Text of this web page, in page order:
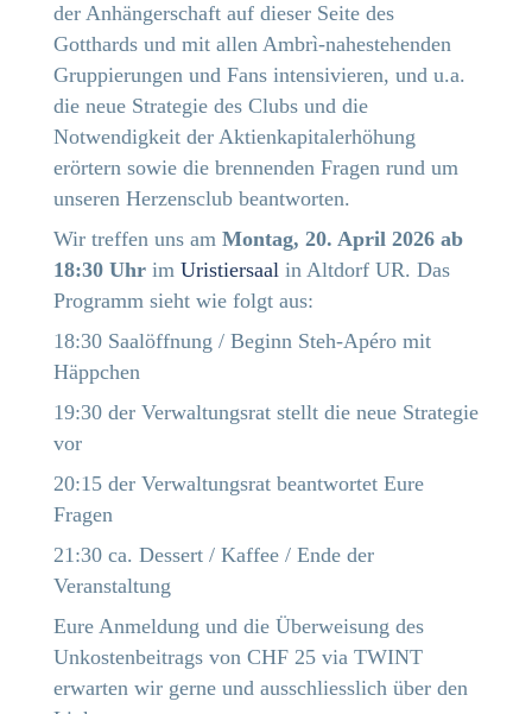
der Anhängerschaft auf dieser Seite des
Gotthards und mit allen Ambrì-nahestehenden
Gruppierungen und Fans intensivieren, und u.a.
die neue Strategie des Clubs und die
Notwendigkeit der Aktienkapitalerhöhung
erörtern sowie die brennenden Fragen rund um
unseren Herzensclub beantworten.
Wir treffen uns am Montag, 20. April 2026 ab
18:30 Uhrim Uristiersaalin Altdorf UR. Das
Programm sieht wie folgt aus:
18:30 Saalöffnung / Beginn Steh-Apéro mit
Häppchen
19:30 der Verwaltungsrat stellt die neue Strategie
vor
20:15 der Verwaltungsrat beantwortet Eure
Fragen
21:30 ca. Dessert / Kaffee / Ende der
Veranstaltung
Eure Anmeldung und die Überweisung des
Unkostenbeitrags von CHF 25 via TWINT
erwarten wir gerne und ausschliesslich über den